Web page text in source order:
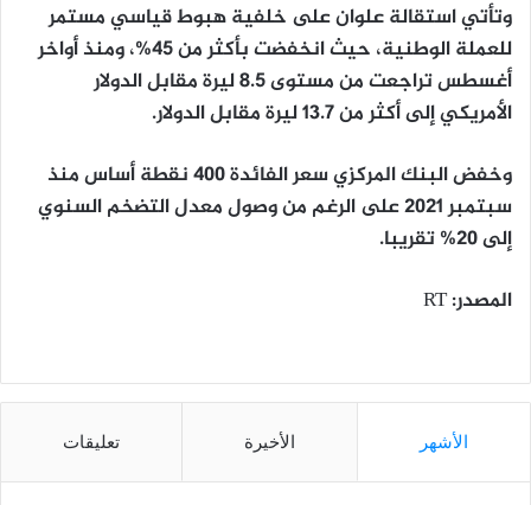
وتأتي استقالة علوان على خلفية هبوط قياسي مستمر
للعملة الوطنية، حيث انخفضت بأكثر من 45%، ومنذ أواخر
أغسطس تراجعت من مستوى 8.5 ليرة مقابل الدولار
الأمريكي إلى أكثر من 13.7 ليرة مقابل الدولار.
وخفض البنك المركزي سعر الفائدة 400 نقطة أساس منذ
سبتمبر 2021 على الرغم من وصول معدل التضخم السنوي
إلى 20% تقريبا.
المصدر: RT
الأشهر الأخيرة تعليقات